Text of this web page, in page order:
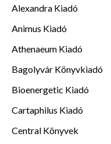
Alexandra Kiadó
Animus Kiadó
Athenaeum Kiadó
Bagolyvár Könyvkiadó
Bioenergetic Kiadó
Cartaphilus Kiadó
Central Könyvek